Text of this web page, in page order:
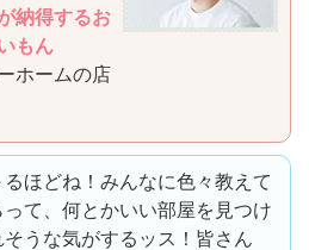
納得するお
もん
ホームの店
るほどね！みんなに色々教えて
って、何とかいい部屋を見つけ
そうな気がするッス！皆さん